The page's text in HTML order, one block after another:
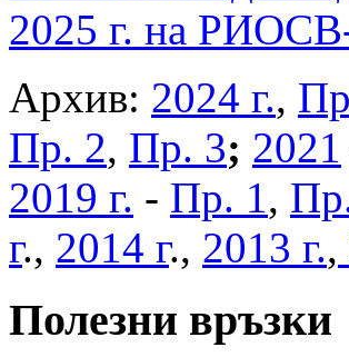
2025 г. на
Архив: 2024 г.,
Пр. 2, Пр. 3; 2021
2019 г. - Пр. 1,
г., 2014 г., 2013 г.,
Полезни връзки